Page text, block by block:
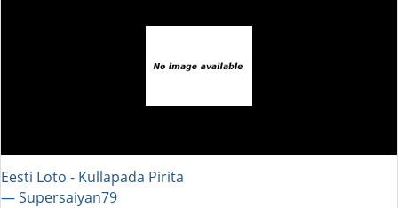
Eesti Loto - Kullapada Pirita
― Supersaiyan79